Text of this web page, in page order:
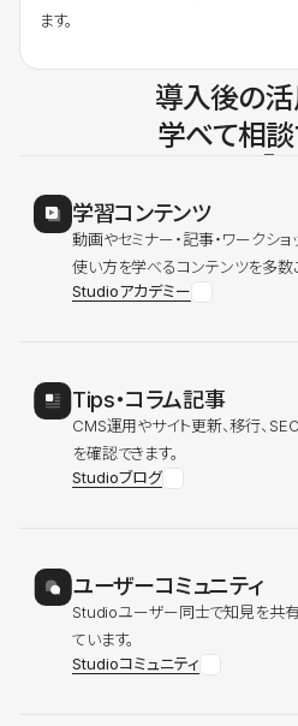
ます。
導入後の活
学べて相談
学習コンテンツ
動画やセミナー・記事・ワークショ
使い方を学べるコンテンツを多数
Studioアカデミー
Tips・コラム記事
CMS運用やサイト更新、移行、
を確認できます。
Studioブログ
ユーザーコミュニティ
Studioユーザー同士で知見を共有
ています。
Studioコミュニティ